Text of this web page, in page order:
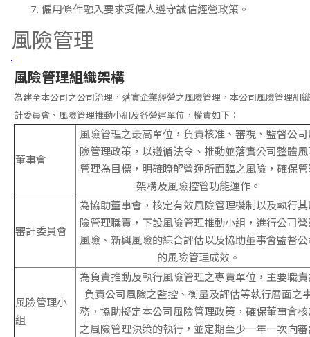
僱用條件融入要求受僱人遵守誠信經營政策。
風險管理
風險管理組織架構
為建全本公司之公司治理，落實企業經營之風險管理，本公司風險管理組
計委員會、風險管理推動小組及各營運單位，權責如下：
董事會
風險管理之最高單位，負責核准、審視、監督公司
險管理政策，以遵循法令、推動並落實公司整體風
管理為目標，明確瞭解營運所面臨之風險，確保管
架構及風險控管功能運作。
審計委員會
為協助董事會，核定有效風險管理機制以及執行其
險管理職責，下設風險管理推動小組，進行公司營
風險、新興風險的綜合評估以及協助董事會監督公
的風險管理成效。
風險管理小
組
為負責推動及執行風險管理之專責單位，主要職責
負責公司風險之監控、衡量及評估等執行層面之
務，協助擬定本公司風險管理政策，確保董事會核
之風險管理決策的執行，並定期至少一年一次向審